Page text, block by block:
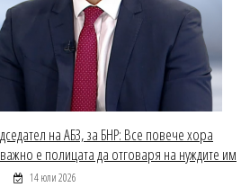
на АБЗ, за БНР: Все повече хора
е полицата да отговаря на нуждите им
14 юли 2026